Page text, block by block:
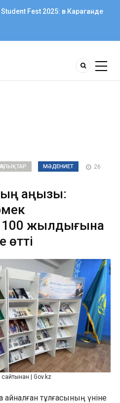
Fest 2025: в Караганде
МӘДЕНИЕТ
26
аңызы:
100 жылдығына
өтті
сайтынан | Gov.kz
айналған тұлғасының үніне